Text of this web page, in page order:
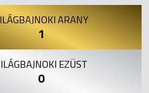
ARANY
1
EZÜST
0